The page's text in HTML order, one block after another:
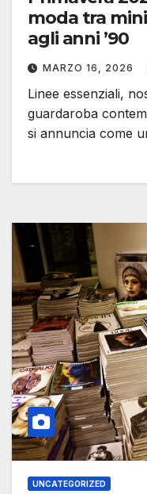
moda tra
agli anni ’90
MARZO 16, 2026
Linee essenziali,
guardaroba
si annuncia come
UNCATEGORIZED